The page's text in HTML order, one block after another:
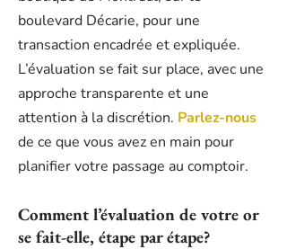
boulevard Décarie, pour une
transaction encadrée et expliquée.
L’évaluation se fait sur place, avec une
approche transparente et une
attention à la discrétion. Parlez-nous
de ce que vous avez en main pour
planifier votre passage au comptoir.
Comment l’évaluation de votre or
se fait-elle, étape par étape?